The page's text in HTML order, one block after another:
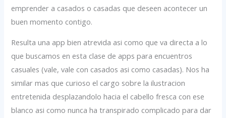
emprender a casados o casadas que deseen acontecer un
buen momento contigo.
Resulta una app bien atrevida asi­ como que va directa a lo
que buscamos en esta clase de apps para encuentros
casuales (vale, vale con casados asi­ como casadas). Nos ha
similar mas que curioso el cargo sobre la ilustracion
entretenida desplazandolo hacia el cabello fresca con ese
blanco asi­ como nunca ha transpirado complicado para dar